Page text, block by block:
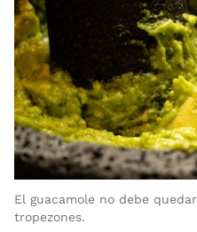
El guacamole no debe
tropezones.